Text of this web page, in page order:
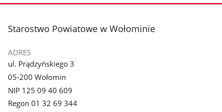
stopka
Starostwo Powiatowe w Wołominie
ADRES
ul. Prądzyńskiego 3
05-200 Wołomin
NIP 125 09 40 609
Regon 01 32 69 344